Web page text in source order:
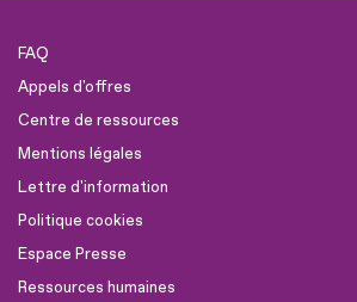
FAQ
Appels d'offres
Centre de ressources
Mentions légales
Lettre d'information
Politique cookies
Espace Presse
Ressources humaines